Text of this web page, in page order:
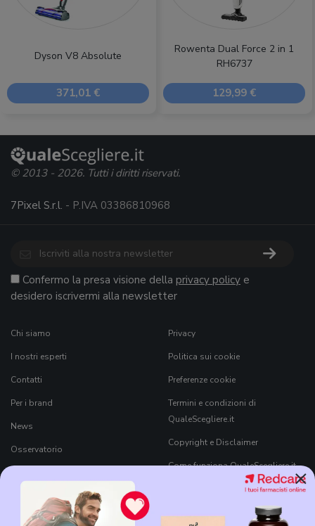
Dyson V8 Absolute
371,01 €
Rowenta Dual Force 2 in 1
RH6737
129,99 €
×
© 2013 - 2026. Tutti i diritti riservati.
7Pixel S.r.l. - P.IVA 03386810968
Confermo la presa visione della privacy policy e
desidero iscrivermi alla newsletter
Chi siamo
I nostri esperti
Contatti
Per i brand
News
Osservatorio
Black Friday 2026
Privacy
Politica sui cookie
Preferenze cookie
Termini e condizioni di
QualeScegliere.it
Copyright e Disclaimer
Come funziona QualeScegliere.it